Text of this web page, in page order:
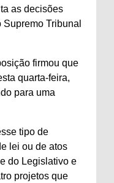
as decisões
Tribunal
firmou que
quarta-feira,
para uma
tipo de
lei ou de atos
do Legislativo e
projetos que